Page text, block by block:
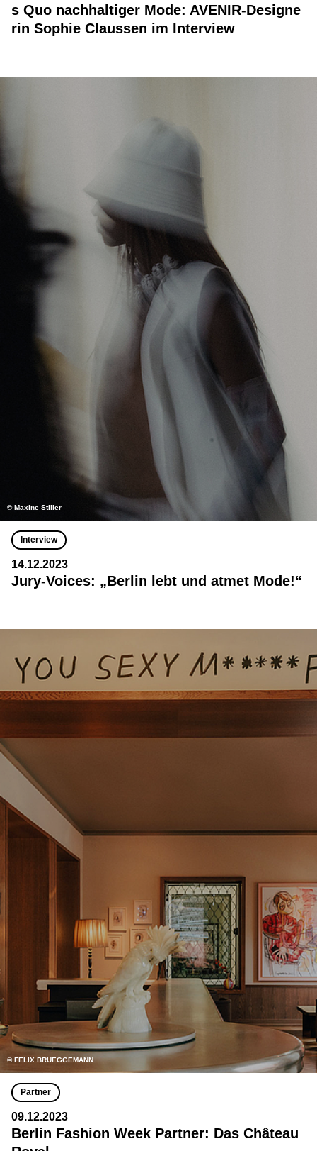
s Quo nachhaltiger Mode: AVENIR-Designe
rin Sophie Claussen im Interview
© Maxine Stiller
Interview
14.12.2023
Jury-Voices: „Berlin lebt und atmet Mode!“
© FELIX BRUEGGEMANN
Partner
09.12.2023
Berlin Fashion Week Partner: Das Château